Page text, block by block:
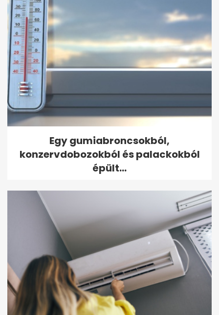
Egy gumiabroncsokból,
konzervdobozokból és palackokból
épült...